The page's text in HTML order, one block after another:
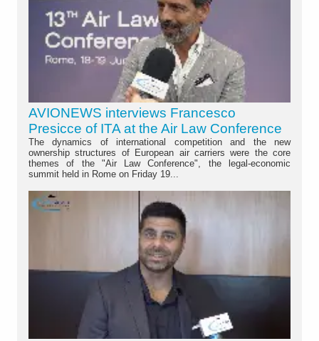
AVIONEWS interviews Francesco
Presicce of ITA at the Air Law Conference
The dynamics of international competition and the new
ownership structures of European air carriers were the core
themes of the "Air Law Conference", the legal-economic
summit held in Rome on Friday 19...